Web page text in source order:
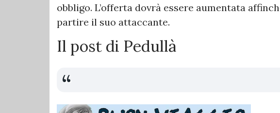
obbligo. L’offerta dovrà essere aumentata
partire il suo attaccante.
Il post di Pedullà